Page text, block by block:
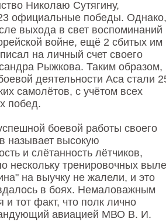
Николаю Сутягину,
официальные победы. Однако,
выхода в свет воспоминаний
войне, ещё 2 сбитых им
на личный счет своего
Рыжкова. Таким образом,
деятельности Аса стали
самолётов, с учётом всех
побед.
боевой работы своего
называет высокую
и слётанность лётчиков,
нескольку тренировочных
на выучку не жалели, и это
в боях. Немаловажным
и тот факт, что полк лично
авиацией МВО В. И.